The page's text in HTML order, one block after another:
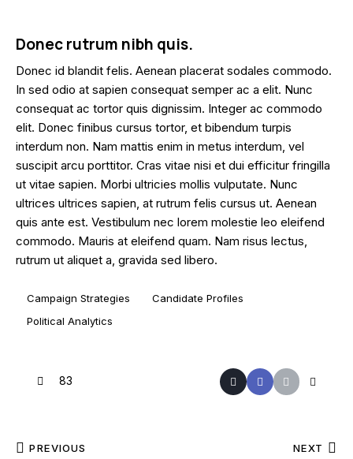
Donec rutrum nibh quis.
Donec id blandit felis. Aenean placerat sodales commodo.
In sed odio at sapien consequat semper ac a elit. Nunc
consequat ac tortor quis dignissim. Integer ac commodo
elit. Donec finibus cursus tortor, et bibendum turpis
interdum non. Nam mattis enim in metus interdum, vel
suscipit arcu porttitor. Cras vitae nisi et dui efficitur fringilla
ut vitae sapien. Morbi ultricies mollis vulputate. Nunc
ultrices ultrices sapien, at rutrum felis cursus ut. Aenean
quis ante est. Vestibulum nec lorem molestie leo eleifend
commodo. Mauris at eleifend quam. Nam risus lectus,
rutrum ut aliquet a, gravida sed libero.
Campaign Strategies
Candidate Profiles
Political Analytics
83
PREVIOUS NEXT